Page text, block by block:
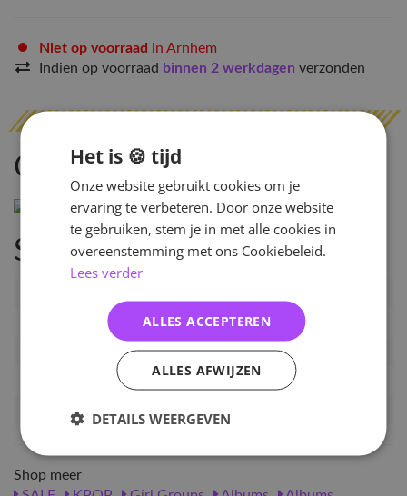
Niet op voorraad in Arnhem
Indien op voorraad binnen 2 werkdagen verzonden
Omschrijving
Specificaties
EAN nummer
8804775457197
24-07-2025
14-08-2025
Verwachte leverdatum
Shop meer
Het is 🍪 tijd
Onze website gebruikt cookies om je
ervaring te verbeteren. Door onze website
te gebruiken, stem je in met alle cookies in
overeenstemming met ons Cookiebeleid.
Lees verder
ALLES ACCEPTEREN
ALLES AFWIJZEN
DETAILS WEERGEVEN